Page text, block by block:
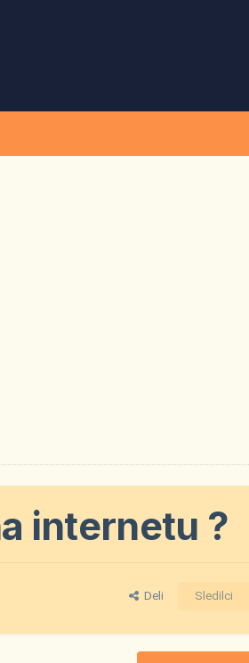
internetu ?
Deli Sledilci